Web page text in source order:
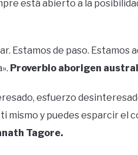
está abierto a la
Estamos de paso. Estamos
Proverbio aborigen
esfuerzo
mismo y puedes esparcir el
Tagore.